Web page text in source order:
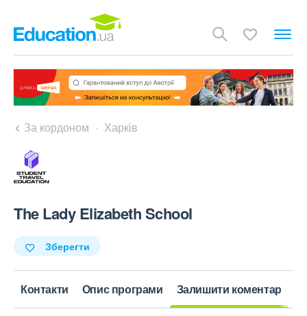
За кордоном Харків
The Lady Elizabeth School
Зберегти
Контакти Опис програми Залишити коментар